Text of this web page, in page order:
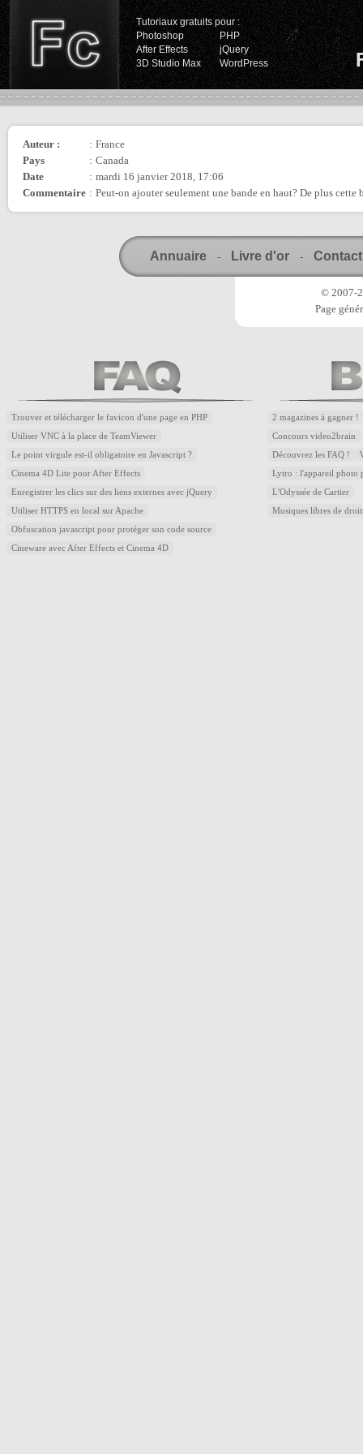
Tutoriaux gratuits pour :
Photoshop
PHP
After Effects
jQuery
3D Studio Max
WordPress
Auteur : : France
Pays
: Canada
Date
: mardi 16 janvier 2018, 17:06
Commentaire : Peut-on ajouter seulement une bande en haut? De plus
Annuaire - Livre d'or - Contact
© 2007-
Page
Trouver et télécharger le favicon d'une page en PHP
Utiliser VNC à la place de TeamViewer
Le point virgule est-il obligatoire en Javascript ?
Cinema 4D Lite pour After Effects
Enregistrer les clics sur des liens externes avec jQuery
Utiliser HTTPS en local sur Apache
Obfuscation javascript pour protéger son code source
Cineware avec After Effects et Cinema 4D
2 magazines à gagner !
Concours video2brain
Découvrez les FAQ !
Lytro : l'appareil photo
L'Odyssée de Cartier
Musiques libres de